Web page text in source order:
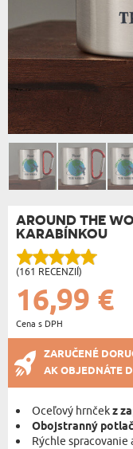
AROUND THE
KARABÍNKOU
(161 RECENZIÍ)
16,99 €
Cena s DPH
ZARUČENÉ
AK OBJEDNÁTE
Oceľový hrnčekz
Obojstranný potlač
Rýchle spracovanie